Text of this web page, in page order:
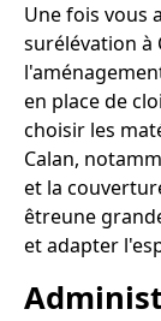
Une fois vous
surélévation à
en place de
choisir les
Calan,
et la
êtreune
et adapter